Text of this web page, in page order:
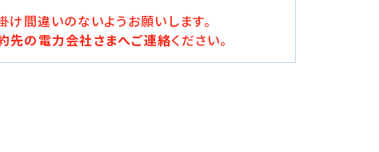
間違いのないようお願いします。
先の電力会社さまへご連絡ください。